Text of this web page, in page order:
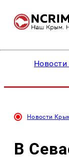
Новости
В